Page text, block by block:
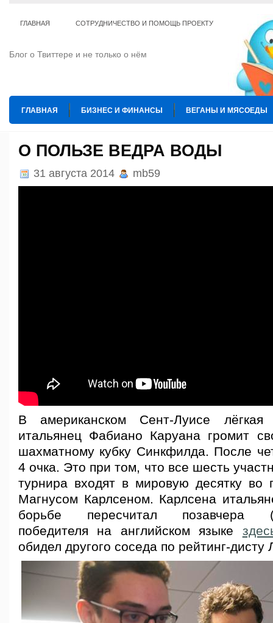
ГЛАВНАЯ СОТРУДНИЧЕСТВО И ПОМОЩЬ ПРОЕКТУ
Блог о Твиттере и не только о нём
ГЛАВНАЯ БИЗНЕС И ФИНАНСЫ ВЕГАНЫ И МЯСОЕДЫ
О ПОЛЬЗЕ ВЕДРА ВОДЫ
31 августа 2014 mb59
В американском Сент-Луисе
итальянец Фабиано Каруана громит
шахматному кубку Синкфилда. После
4 очка. Это при том, что все шесть
турнира входят в мировую десятку во
Магнусом Карлсеном. Карлсена
борьбе пересчитал позавчера
победителя на английском языке
обидел другого соседа по рейтинг-